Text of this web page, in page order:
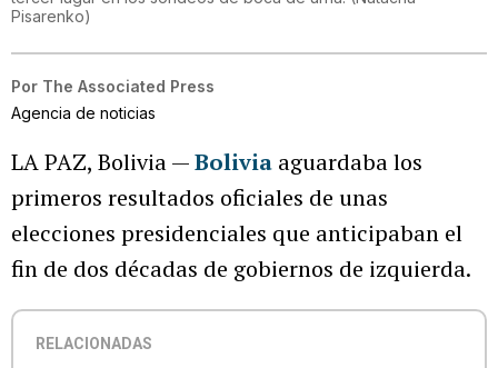
Pisarenko)
Por The Associated Press
Agencia de noticias
LA PAZ, Bolivia —Bolivia aguardaba los
primeros resultados oficiales de unas
elecciones presidenciales que anticipaban el
fin de dos décadas de gobiernos de izquierda.
RELACIONADAS